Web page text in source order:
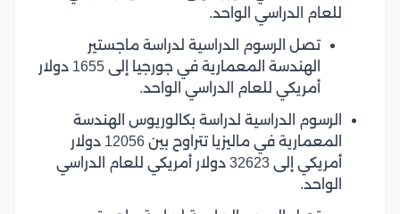
للعام الدراسي الواحد.
تصل الرسوم الدراسية لدراسة ماجستير
الهندسة المعمارية في جورجيا إلى 1655 دولار
أمريكي للعام الدراسي الواحد.
الرسوم الدراسية لدراسة بكالوريوس الهندسة
المعمارية في ماليزيا تتراوح بين 12056 دولار
أمريكي إلى 32623 دولار أمريكي للعام الدراسي
الواحد.